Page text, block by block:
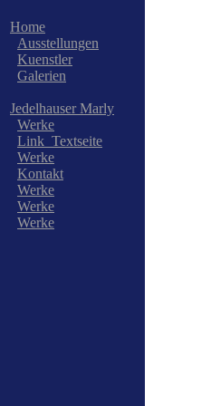
Home
Ausstellungen
Kuenstler
Galerien
Jedelhauser Marly
Werke
Link_Textseite
Werke
Kontakt
Werke
Werke
Werke